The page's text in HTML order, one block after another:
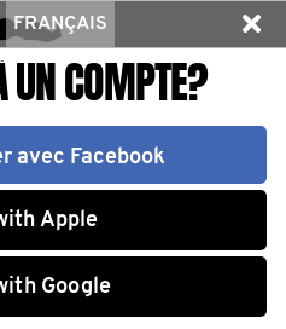
FRANÇAIS
UN COMPTE?
avec Facebook
Apple
Google